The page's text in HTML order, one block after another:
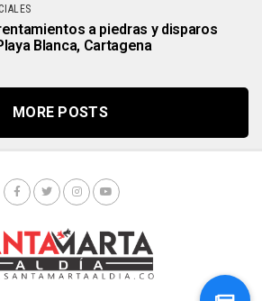
a piedras y disparos
Blanca, Cartagena
MORE POSTS